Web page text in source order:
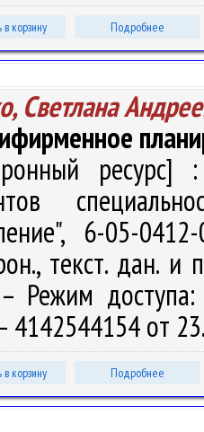
корзину Подробнее
Светлана
ресурс]
6-05-
текст. дан.
Режим
4142544154 от
корзину Подробнее